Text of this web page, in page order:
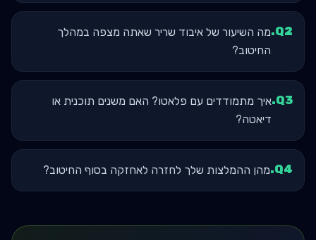
Q2
.מה השיעור של איבוד שריר שאתה מצפה במהלך
החיטוב?
Q3
.איך מתמודדים עם פלאטו? האם משנים תוכנית או
דיאטה?
Q4
.מהן ההמלצות שלך לחזרה לאחזקה בסוף החיטוב?